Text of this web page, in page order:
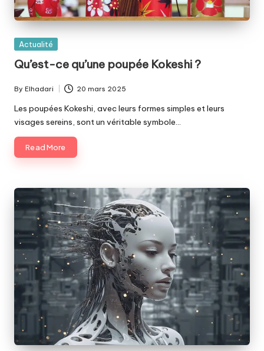
Posted
Actualité
Qu’est-ce qu’une poupée Kokeshi ?
Posted
by
By Elhadari 20 mars 2025
Les poupées Kokeshi, avec leurs formes simples et leurs
visages sereins, sont un véritable symbole…
Read More